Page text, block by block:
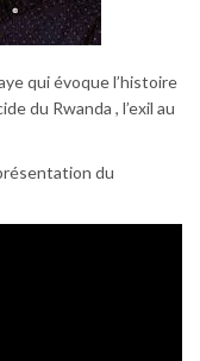
qui évoque l’histoire
du Rwanda , l’exil au
du